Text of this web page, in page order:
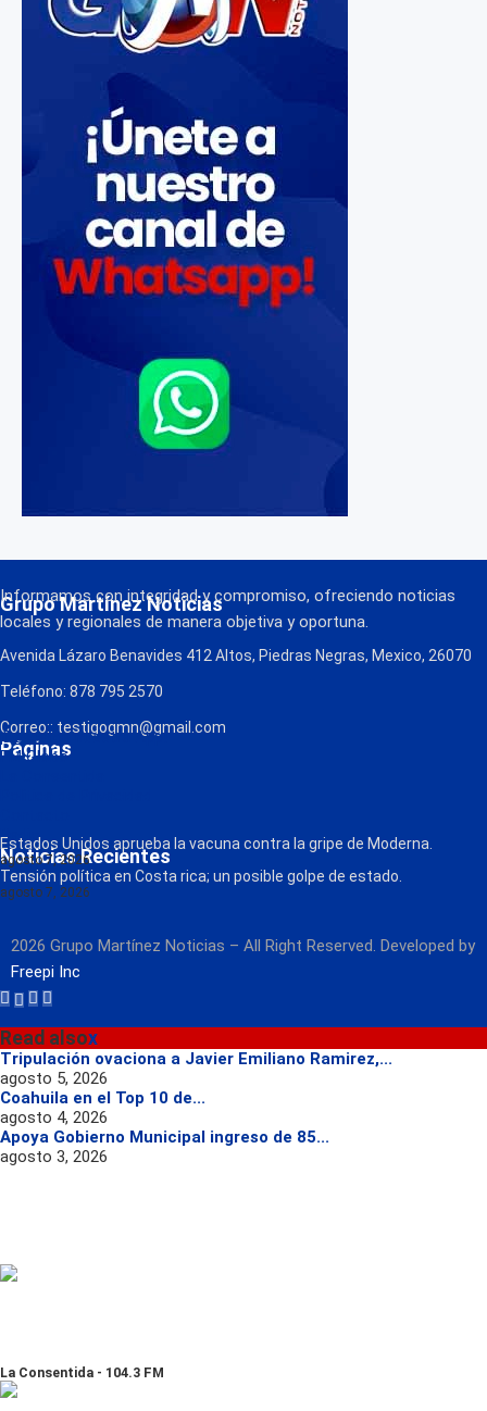
Grupo Martínez Noticias
Informamos con integridad y compromiso, ofreciendo noticias
locales y regionales de manera objetiva y oportuna.
Avenida Lázaro Benavides 412 Altos, Piedras Negras, Mexico, 26070
Teléfono: 878 795 2570
Correo:: testigogmn@gmail.com
Páginas
¡Descarga nuestra App!
FM Globo
Radio
Noticias Recientes
Estados Unidos aprueba la vacuna contra la gripe de Moderna.
agosto 7, 2026
Tensión política en Costa rica; un posible golpe de estado.
agosto 7, 2026
2026 Grupo Martínez Noticias – All Right Reserved. Developed by
Freepi Inc
Read alsox
Tripulación ovaciona a Javier Emiliano Ramirez,...
agosto 5, 2026
Coahuila en el Top 10 de...
agosto 4, 2026
Apoya Gobierno Municipal ingreso de 85...
agosto 3, 2026
La Consentida - 104.3 FM